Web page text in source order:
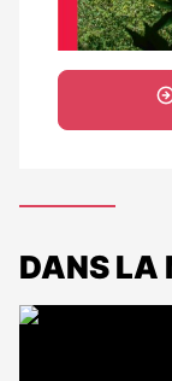
DANS LA